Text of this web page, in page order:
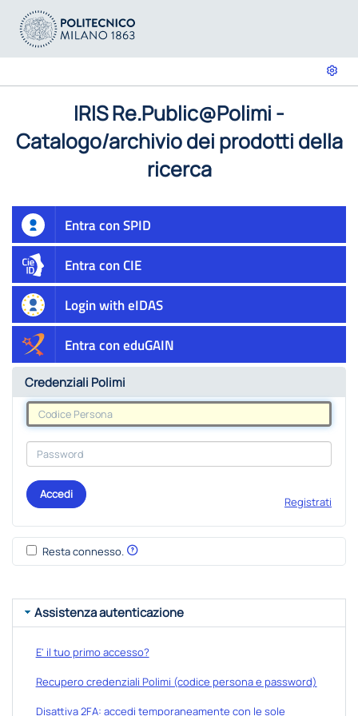
IRIS Re.Public@Polimi -
Catalogo/archivio dei prodotti della
ricerca
Entra con SPID
Entra con CIE
Login with eIDAS
Entra con eduGAIN
Credenziali Polimi
Accedi
Registrati
Resta connesso.
Assistenza autenticazione
E' il tuo primo accesso?
Recupero credenziali Polimi (codice persona e password)
Disattiva 2FA: accedi temporaneamente con le sole